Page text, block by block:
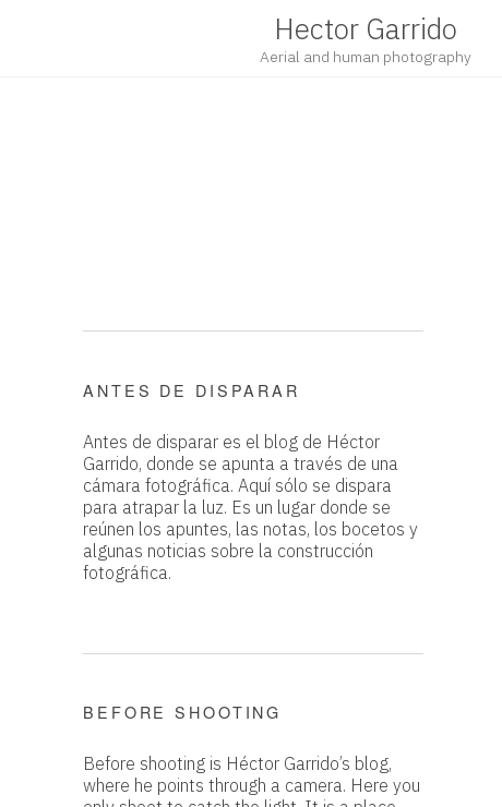
Hector Garrido
Aerial and human photography
ANTES DE DISPARAR
Antes de disparar es el blog de Héctor
Garrido, donde se apunta a través de una
cámara fotográfica. Aquí sólo se dispara
para atrapar la luz. Es un lugar donde se
reúnen los apuntes, las notas, los bocetos y
algunas noticias sobre la construcción
fotográfica.
BEFORE SHOOTING
Before shooting is Héctor Garrido’s blog,
where he points through a camera. Here you